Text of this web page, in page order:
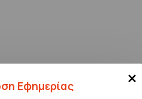
×
ΕφημερίαςΤηλέφωνα για